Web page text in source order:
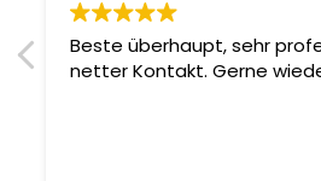
Beste überhaupt, sehr
netter Kontakt. Gerne